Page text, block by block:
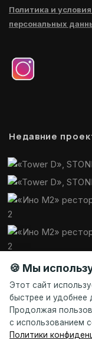
Политика и
персональных
Недавние
🍪 Мы
Этот сайт
быстрее и удобнее
Продолжая
с использованием
Политики